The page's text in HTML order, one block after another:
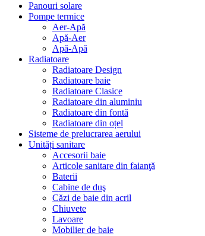
Panouri solare
Pompe termice
Aer-Apă
Apă-Aer
Apă-Apă
Radiatoare
Radiatoare Design
Radiatoare baie
Radiatoare Clasice
Radiatoare din aluminiu
Radiatoare din fontă
Radiatoare din oțel
Sisteme de prelucrarea aerului
Unități sanitare
Accesorii baie
Articole sanitare din faianţă
Baterii
Cabine de duş
Căzi de baie din acril
Chiuvete
Lavoare
Mobilier de baie